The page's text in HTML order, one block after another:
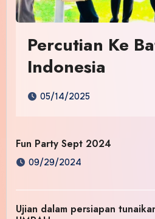
Percutian Ke
Indonesia
05/14/2025
Fun Party Sept 2024
09/29/2024
Ujian dalam persiapan